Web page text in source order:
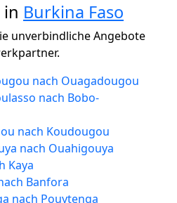
in Burkina Faso
unverbindliche Angebote
nach Ouagadougou
nach Bobo-
nach Koudougou
nach Ouahigouya
Kaya
Banfora
nach Pouytenga